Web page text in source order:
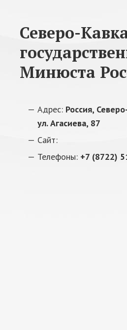
Северо-
Минюста
Адрес: Россия,
ул. Агасиева, 87
Сайт:
Телефоны: +7 (8722)